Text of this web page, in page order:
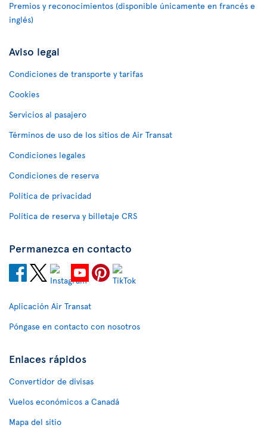
Premios y reconocimientos (disponible únicamente en francés e
inglés)
Aviso legal
Condiciones de transporte y tarifas
Cookies
Servicios al pasajero
Términos de uso de los sitios de Air Transat
Condiciones legales
Condiciones de reserva
Política de privacidad
Política de reserva y billetaje CRS
Permanezca en contacto
Aplicación Air Transat
Póngase en contacto con nosotros
Enlaces rápidos
Convertidor de divisas
Vuelos económicos a Canadá
Mapa del sitio